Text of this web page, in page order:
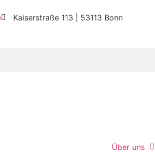
Kaiserstraße 113 | 53113 Bonn
Über uns